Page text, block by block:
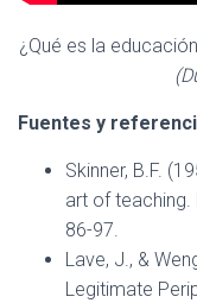
¿Qué es la
Fuentes y
Skinner, B.F.
art of teaching.
86-97.
Lave, J., &
Legitimate